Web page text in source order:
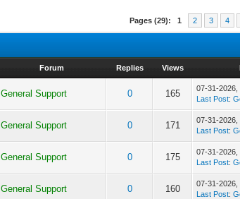
Pages (29): 1 2 3 4
Forum Replies Views
General Support 0 165
07-31-2026,
Last Post:
General Support 0 171
07-31-2026,
Last Post:
General Support 0 175
07-31-2026,
Last Post:
General Support 0 160
07-31-2026,
Last Post: